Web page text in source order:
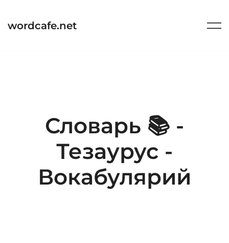
содержимому
wordcafe.net
Словарь 📚 -
Тезаурус -
Вокабулярий